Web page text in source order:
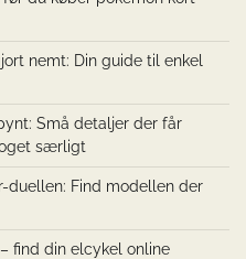
nemt: Din guide til enkel
Små detaljer der får
særligt
duellen: Find modellen der
find din elcykel online